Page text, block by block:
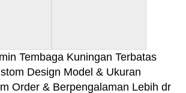
Tembaga Kuningan Terbatas
Design Model & Ukuran
Order & Berpengalaman Lebih dr